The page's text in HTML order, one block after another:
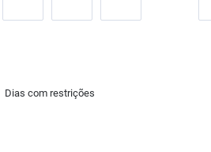
Dias com restrições